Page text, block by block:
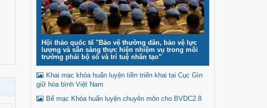
Hội thảo quốc tế "Bảo vệ thường dân, bảo vệ lực
lượng và sẵn sàng thực hiện nhiệm vụ trong môi
trường phái bộ số và trí tuệ nhân tạo”
Khai mạc khóa huấn luyện tiền triển khai tại Cục Gìn
giữ hòa bình Việt Nam
Bế mạc Khóa huấn luyện chuyên môn cho BVDC2.8